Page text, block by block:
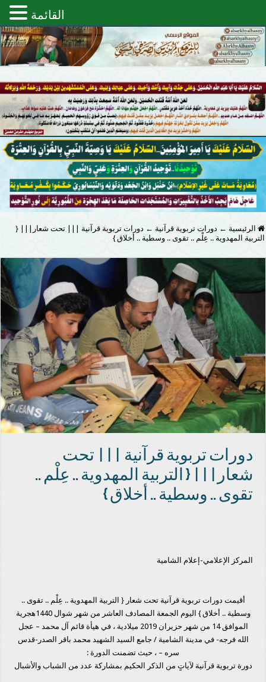
الرئيسية ← دورات تربوية قرآنية ← دورات تربوية قرآنية ||| تحت شعار||| {
التربية المهدوية .. عِلْم .. تقوى .. وسطية .. أخلاق }
دورات تربوية قرآنية ||| تحت
شعار||| { التربية المهدوية .. عِلْم ..
تقوى .. وسطية .. أخلاق }
المركز الإعلامي-إعلام الشامية
أقيمت دورات تربوية قرآنية تحت شعار { التربية المهدوية .. عِلْم .. تقوى ..
وسطية .. أخلاق } اليوم الجمعة المصادف العاشر من شهر شوال 1440هجرية
الموافق 14 من شهر حزيران 2019 ميلادية ، في هيأة قائم آل محمد – عجل
الله فرجه- في مدينة الشامية / جامع السيد الشهيد محمد باقر الصدر-قدس
سره – ، حيث تضمنت الدورة :
دورة تربوية قرآنية لآياتٍ من الذكر الحكيم بمشاركة عدد من الشباب والأشبال
القائمة